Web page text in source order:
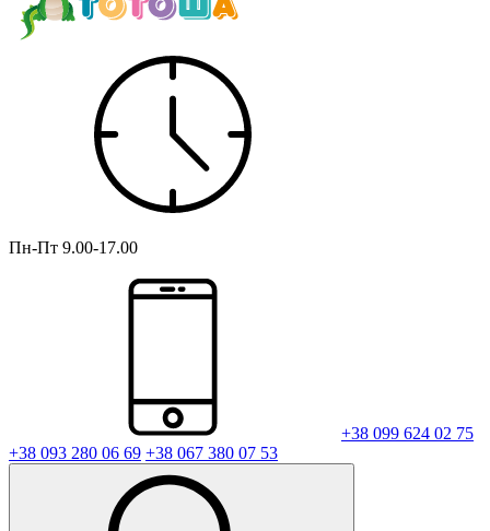
Пн-Пт 9.00-17.00
+38 099 624 02 75
+38 093 280 06 69 +38 067 380 07 53